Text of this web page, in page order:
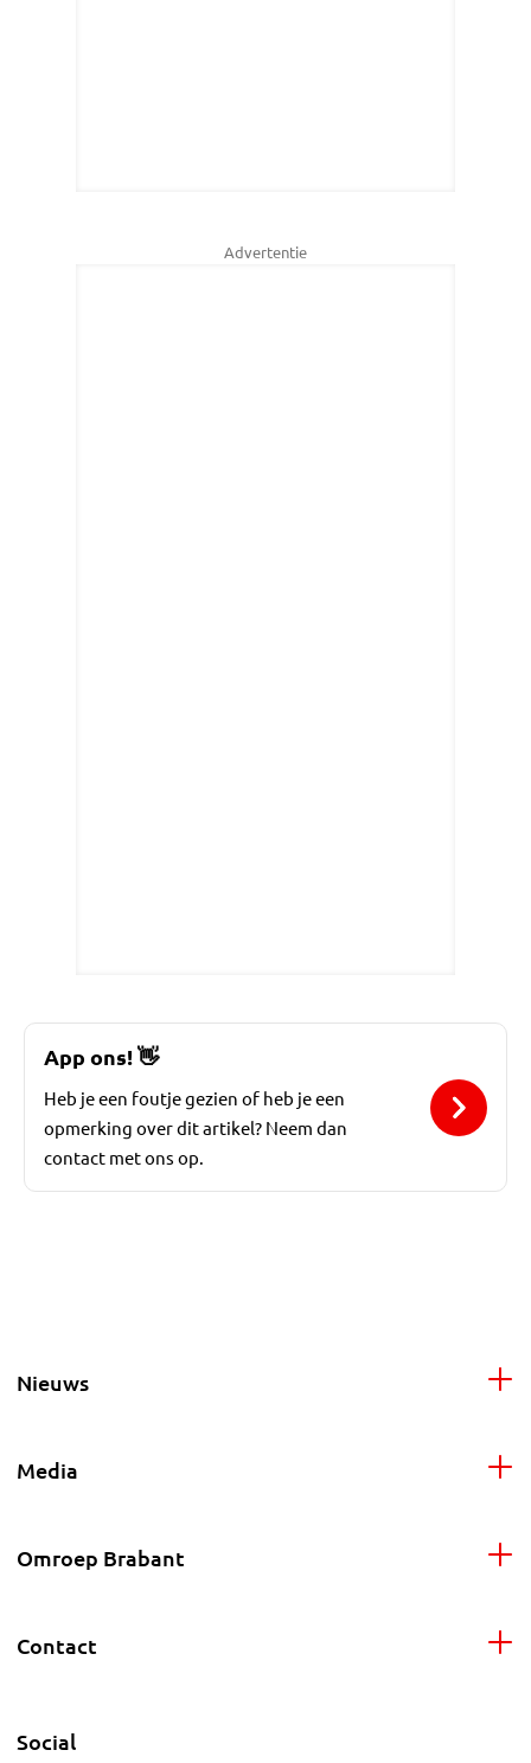
Advertentie
App ons!👋
Heb je een foutje gezien of heb je een
opmerking over dit artikel? Neem dan
contact met ons op.
Nieuws
Media
Omroep Brabant
Contact
Social